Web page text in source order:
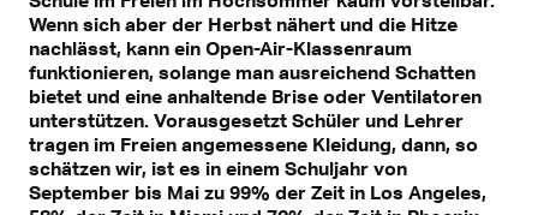
Wenn sich aber der Herbst nähert und die Hitze
nachlässt, kann ein Open-Air-Klassenraum
funktionieren, solange man ausreichend Schatten
bietet und eine anhaltende Brise oder Ventilatoren
unterstützen. Vorausgesetzt Schüler und Lehrer
tragen im Freien angemessene Kleidung, dann, so
schätzen wir, ist es in einem Schuljahr von
September bis Mai zu 99% der Zeit in Los Angeles,